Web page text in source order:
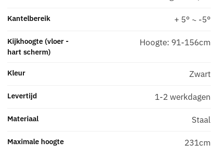
Kantelbereik + 5° ~ -5°
Kijkhoogte (vloer -
hart scherm)
Hoogte: 91-156cm
Kleur Zwart
Levertijd 1-2 werkdagen
Materiaal Staal
Maximale hoogte 231cm